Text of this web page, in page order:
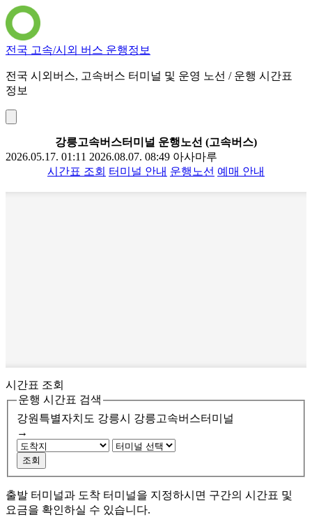
전국 고속/시외 버스 운행정보
전국 시외버스, 고속버스 터미널 및 운영 노선 / 운행 시간표
정보
강릉고속버스터미널 운행노선 (고속버스)
2026.05.17. 01:11 2026.08.07. 08:49 아사마루
시간표 조회 터미널 안내 운행노선 예매 안내
시간표 조회
운행 시간표 검색
강원특별자치도 강릉시
강릉고속버스터미널
→
조회
출발 터미널과 도착 터미널을 지정하시면 구간의 시간표 및
요금을 확인하실 수 있습니다.